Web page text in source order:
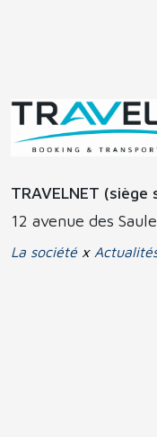
TRAVELNET (siège
12 avenue des
La société x